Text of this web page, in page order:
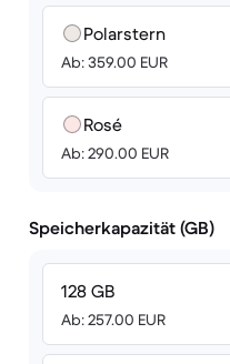
Polarstern
Ab: 359.00 EUR
Rosé
Ab: 290.00 EUR
Speicherkapazität (GB)
128 GB
Ab: 257.00 EUR